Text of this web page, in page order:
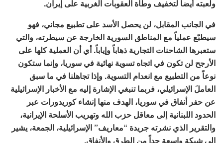
ولعبته أيضاً لتخفيف وطأة العقوبات الغربية على إيران.
في الجانب المقابل، لن يحصل الأسد على تطبيع مجاني، فهو
سيطبّع عملياً مع المناطق السورية الخارجة عن سيطرته، والتي
ستعبرها الشاحنات التجارية ذهاباً وإياباً. أي أن العملية كلها على
الأرجح لن تكون في اتجاه تسوية نهائية في سوريا، وإنما ستكون
نوعاً من التطبيع مع انعدام التسوية. وإذا تجاهلنا في ما سبق
العاملَ الإسرائيلي، فربما تنبغي الإشارة إليه مع الأخبار الإسرائيلية
عن حفر أنفاق في سوريا، الهدف منها إنشاء كوريدورات عبر
الحدود اللبنانية إلى معاقل حزب الله وتهريب الأسلحة الإيرانية،
والتقرير الذي نشرته جريدة “معاريف” الإسرائيلية، الجمعة، يشير
إلى شبكة واسعة جداً من الطرق والأنفاق.